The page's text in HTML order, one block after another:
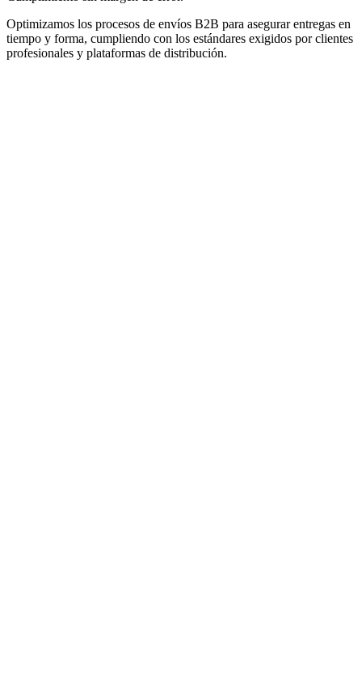
Optimizamos los procesos de envíos B2B para asegurar entregas en
tiempo y forma, cumpliendo con los estándares exigidos por clientes
profesionales y plataformas de distribución.